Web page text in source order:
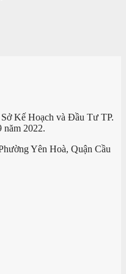
Kế Hoạch và Đầu Tư TP.
năm 2022.
Yên Hoà, Quận Cầu